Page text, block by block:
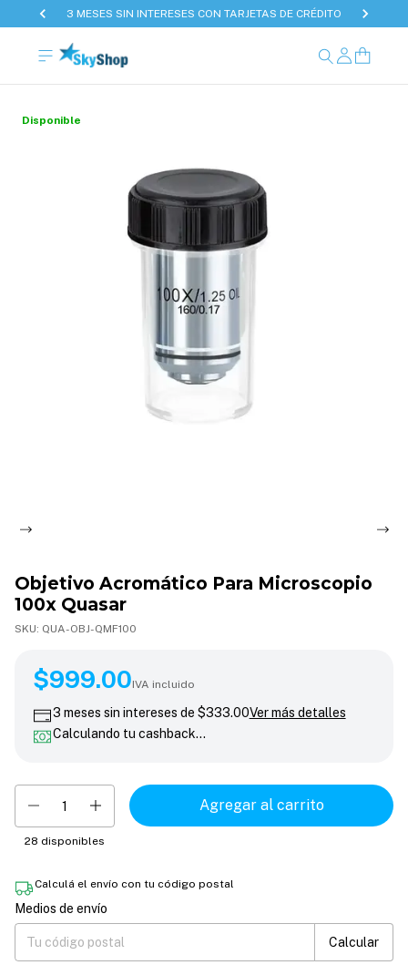
3 MESES SIN INTERESES CON TARJETAS DE CRÉDITO
Disponible
Objetivo Acromático Para Microscopio
100x Quasar
SKU: QUA-OBJ-QMF100
$999.00
$999.00IVA incluido
3 meses sin intereses de $333.00Ver más detalles
Calculando tu cashback…
28 disponibles
Calculá el envío con tu código postal
Entregas para el CP:
Medios de envío
Calcular